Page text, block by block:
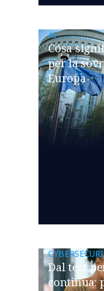
AI
Cosa
per la
Europa
Dal test
continua: